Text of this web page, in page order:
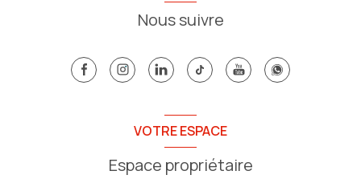
Nous suivre
VOTRE ESPACE
Espace propriétaire